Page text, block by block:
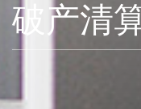
破产清